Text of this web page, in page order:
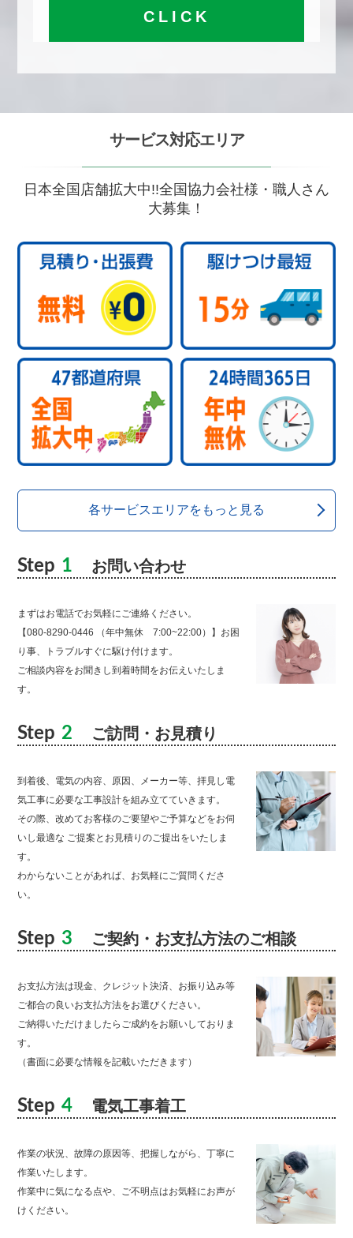
CLICK
サービス対応エリア
日本全国店舗拡大中!!全国協力会社様・職人さん
大募集！
各サービスエリアをもっと見る
Step 1 お問い合わせ
まずはお電話でお気軽にご連絡ください。
【080-8290-0446 （年中無休 7:00~22:00）】お困
り事、トラブルすぐに駆け付けます。
ご相談内容をお聞きし到着時間をお伝えいたしま
す。
Step 2 ご訪問・お見積り
到着後、電気の内容、原因、メーカー等、拝見し電
気工事に必要な工事設計を組み立てていきます。
その際、改めてお客様のご要望やご予算などをお伺
いし最適な ご提案とお見積りのご提出をいたしま
す。
わからないことがあれば、お気軽にご質問くださ
い。
Step 3 ご契約・お支払方法のご相談
お支払方法は現金、クレジット決済、お振り込み等
ご都合の良いお支払方法をお選びください。
ご納得いただけましたらご成約をお願いしておりま
す。
（書面に必要な情報を記載いただきます）
Step 4 電気工事着工
作業の状況、故障の原因等、把握しながら、丁寧に
作業いたします。
作業中に気になる点や、ご不明点はお気軽にお声が
けください。